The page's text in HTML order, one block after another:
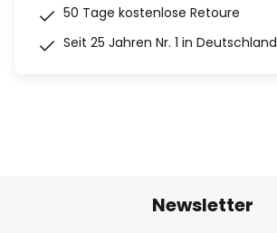
50 Tage kostenlose Retoure
Seit 25 Jahren Nr. 1 in Deutschland
Newsletter